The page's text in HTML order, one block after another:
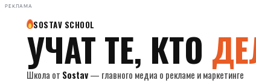
РЕКЛАМА